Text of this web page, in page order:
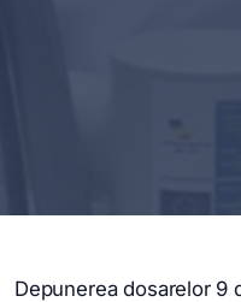
Depunerea dosarelor 9